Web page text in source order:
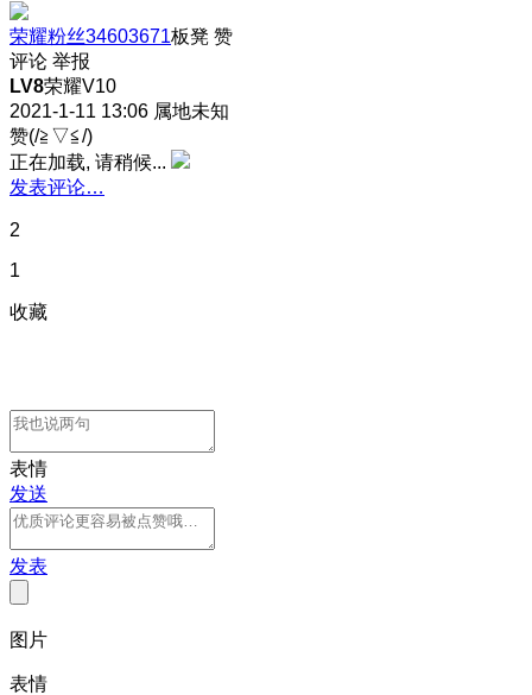
荣耀粉丝34603671板凳 赞
评论 举报
LV8荣耀V10
2021-1-11 13:06 属地未知
赞(/≧▽≦/)
正在加载, 请稍候...
发表评论…
2
1
收藏
表情
发送
发表
图片
表情